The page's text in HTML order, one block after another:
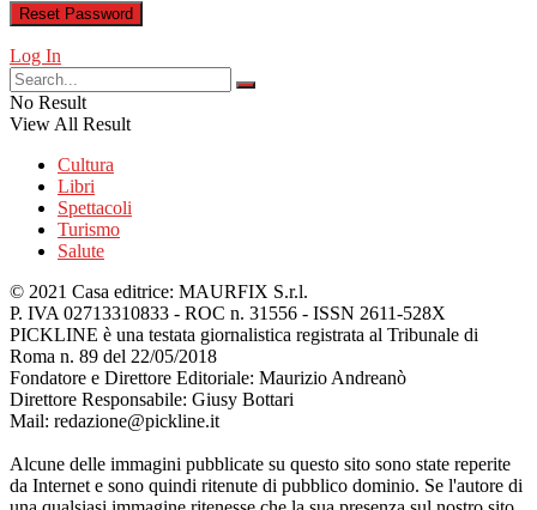
Log In
No Result
View All Result
Cultura
Libri
Spettacoli
Turismo
Salute
© 2021 Casa editrice: MAURFIX S.r.l.
P. IVA 02713310833 - ROC n. 31556 - ISSN 2611-528X
PICKLINE è una testata giornalistica registrata al Tribunale di
Roma n. 89 del 22/05/2018
Fondatore e Direttore Editoriale: Maurizio Andreanò
Direttore Responsabile: Giusy Bottari
Mail: redazione@pickline.it
Alcune delle immagini pubblicate su questo sito sono state reperite
da Internet e sono quindi ritenute di pubblico dominio. Se l'autore di